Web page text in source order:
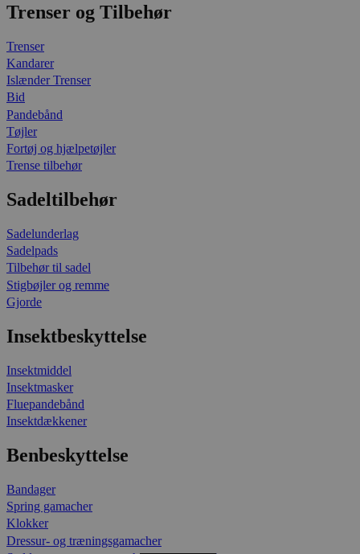
Trenser og Tilbehør
Trenser
Kandarer
Islænder Trenser
Bid
Pandebånd
Tøjler
Fortøj og hjælpetøjler
Trense tilbehør
Sadeltilbehør
Sadelunderlag
Sadelpads
Tilbehør til sadel
Stigbøjler og remme
Gjorde
Insektbeskyttelse
Insektmiddel
Insektmasker
Fluepandebånd
Insektdækkener
Benbeskyttelse
Bandager
Spring gamacher
Klokker
Dressur- og træningsgamacher